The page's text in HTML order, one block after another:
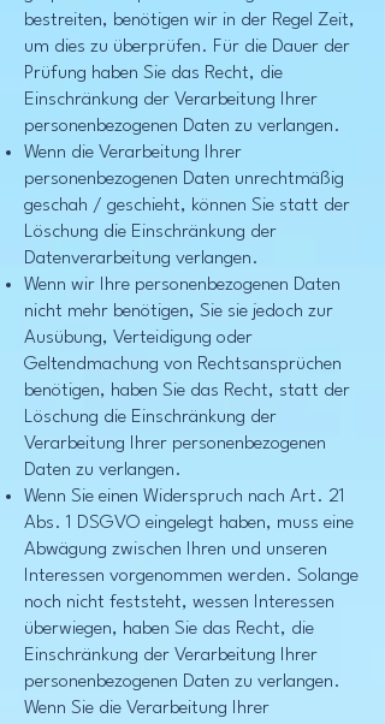
bestreiten, benötigen wir in der Regel Zeit,
um dies zu überprüfen. Für die Dauer der
Prüfung haben Sie das Recht, die
Einschränkung der Verarbeitung Ihrer
personenbezogenen Daten zu verlangen.
Wenn die Verarbeitung Ihrer
personenbezogenen Daten unrechtmäßig
geschah / geschieht, können Sie statt der
Löschung die Einschränkung der
Datenverarbeitung verlangen.
Wenn wir Ihre personenbezogenen Daten
nicht mehr benötigen, Sie sie jedoch zur
Ausübung, Verteidigung oder
Geltendmachung von Rechtsansprüchen
benötigen, haben Sie das Recht, statt der
Löschung die Einschränkung der
Verarbeitung Ihrer personenbezogenen
Daten zu verlangen.
Wenn Sie einen Widerspruch nach Art. 21
Abs. 1 DSGVO eingelegt haben, muss eine
Abwägung zwischen Ihren und unseren
Interessen vorgenommen werden. Solange
noch nicht feststeht, wessen Interessen
überwiegen, haben Sie das Recht, die
Einschränkung der Verarbeitung Ihrer
personenbezogenen Daten zu verlangen.
Wenn Sie die Verarbeitung Ihrer